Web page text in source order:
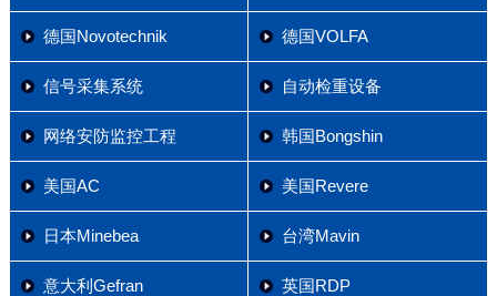
德国Novotechnik 德国VOLFA
信号采集系统 自动检重设备
网络安防监控工程 韩国Bongshin
美国AC 美国Revere
日本Minebea 台湾Mavin
意大利Gefran 英国RDP